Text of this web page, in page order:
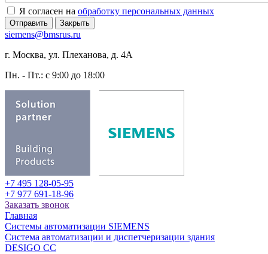
Я согласен на обработку персональных данных
Отправить Закрыть
siemens@bmsrus.ru
г. Москва, ул. Плеханова, д. 4А
Пн. - Пт.: c 9:00 до 18:00
+7 495 128-05-95
+7 977 691-18-96
Заказать звонок
Главная
Системы автоматизации SIEMENS
Система автоматизации и диспетчеризации здания
DESIGO CC